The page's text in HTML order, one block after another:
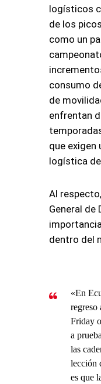
logísticos
de los
como un
consumo
de
enfrentan
que exigen
logística
Al
General de
dentro del
«En
regreso
Friday
a
las
lección
es que